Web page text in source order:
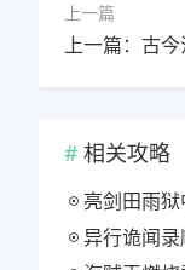
上一篇
上一篇：古
相关攻略
亮剑田雨
异行诡闻